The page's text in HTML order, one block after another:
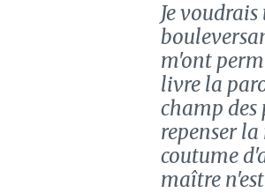
Je
m'ont
livre la
champ des
repenser
coutume
maître